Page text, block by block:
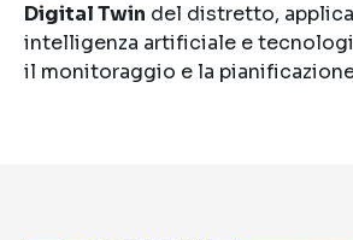
Digital Twin del distretto,
intelligenza artificiale e
il monitoraggio e la